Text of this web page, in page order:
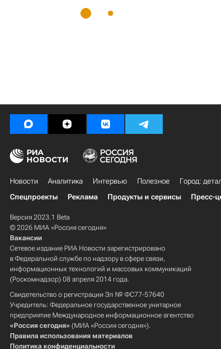
Новости Аналитика Интервью Полезное
Город:
Спецпроекты
Реклама Продукты и сервисы Пресс-
Версия 2023.1 Beta
© 2026 МИА «Россия сегодня»
Вакансии
Сетевое издание РИА Новости зарегистрировано
в Федеральной службе по надзору в сфере связи,
информационных технологий и массовых коммуникаций
(Роскомнадзор) 08 апреля 2014 года.
Свидетельство о регистрации Эл № ФС77-57640
Учредитель: Федеральное государственное унитарное
предприятие Международное информационное агентство
«Россия сегодня» (МИА «Россия сегодня»).
Правила использования материалов
Политика конфиденциальности